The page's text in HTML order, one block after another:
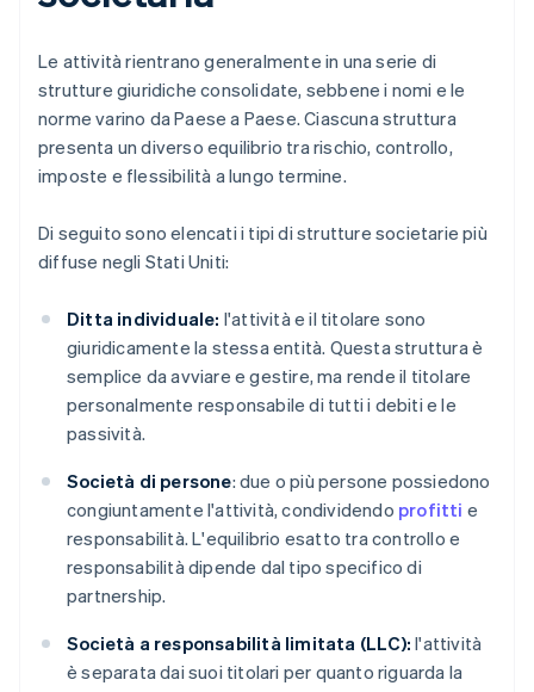
Le attività rientrano generalmente in una serie di
strutture giuridiche consolidate, sebbene i nomi e le
norme varino da Paese a Paese. Ciascuna struttura
presenta un diverso equilibrio tra rischio, controllo,
imposte e flessibilità a lungo termine.
Di seguito sono elencati i tipi di strutture societarie più
diffuse negli Stati Uniti:
Ditta individuale: l'attività e il titolare sono
giuridicamente la stessa entità. Questa struttura è
semplice da avviare e gestire, ma rende il titolare
personalmente responsabile di tutti i debiti e le
passività.
Società di persone: due o più persone possiedono
congiuntamente l'attività, condividendo profitti e
responsabilità. L'equilibrio esatto tra controllo e
responsabilità dipende dal tipo specifico di
partnership.
Società a responsabilità limitata (LLC): l'attività
è separata dai suoi titolari per quanto riguarda la